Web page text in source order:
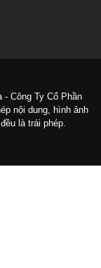
- Công Ty Cổ Phần
nội dung, hình ảnh
là trái phép.